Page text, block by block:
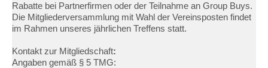
Rabatte bei Partnerfirmen oder der Teilnahme an Group Buys.
Die Mitgliederversammlung mit Wahl der Vereinsposten findet
im Rahmen unseres jährlichen Treffens statt.
Kontakt zur Mitgliedschaft:
Angaben gemäß § 5 TMG: